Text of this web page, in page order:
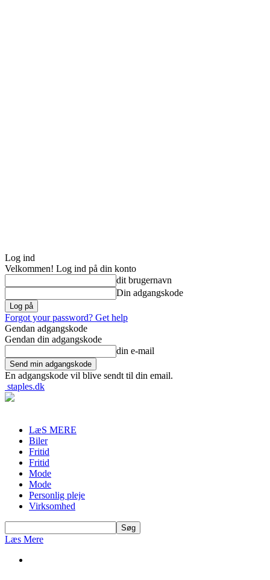
Log ind
Velkommen! Log ind på din konto
dit brugernavn
Din adgangskode
Forgot your password? Get help
Gendan adgangskode
Gendan din adgangskode
din e-mail
En adgangskode vil blive sendt til din email.
staples.dk
LæS MERE
Biler
Fritid
Fritid
Mode
Mode
Personlig pleje
Virksomhed
Læs Mere